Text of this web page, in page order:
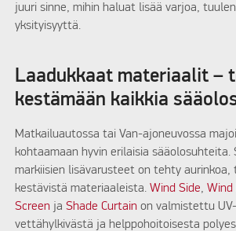
juuri sinne, mihin haluat lisää varjoa,
yksityisyyttä.
Laadukkaat materiaalit –
kestämään kaikkia
Matkailuautossa tai Van-ajoneuvossa
kohtaamaan hyvin erilaisia sääolosuhteita.
markiisien lisävarusteet on tehty
kestävistä materiaaleista.Wind Side,Wind
Screen jaShade Curtain on valmistettu
vettähylkivästä ja helppohoitoisesta